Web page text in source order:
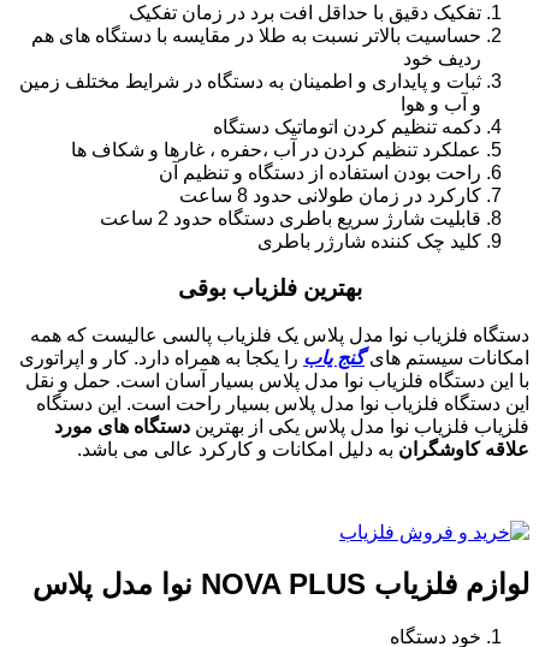
تفکیک دقیق با حداقل افت برد در زمان تفکیک
حساسیت بالاتر نسبت به طلا در مقایسه با دستگاه های هم
ردیف خود
ثبات و پایداری و اطمینان به دستگاه در شرایط مختلف زمین
و آب و هوا
دکمه تنظیم کردن اتوماتیک دستگاه
عملکرد تنظیم کردن در آب ،حفره ، غارها و شکاف ها
راحت بودن استفاده از دستگاه و تنظیم آن
کارکرد در زمان طولانی حدود 8 ساعت
قابلیت شارژ سریع باطری دستگاه حدود 2 ساعت
کلید چک کننده شارژر باطری
بهترین فلزیاب بوقی
دستگاه فلزیاب نوا مدل پلاس یک فلزیاب پالسی عالیست که همه
امکانات سیستم هایگنج یاب را یکجا به همراه دارد. کار و اپراتوری
با این دستگاه فلزیاب نوا مدل پلاس بسیار آسان است. حمل و نقل
این دستگاه فلزیاب نوا مدل پلاس بسیار راحت است. این دستگاه
فلزیاب فلزیاب نوا مدل پلاس یکی از بهترین دستگاه های مورد
علاقه کاوشگران به دلیل امکانات و کارکرد عالی می باشد.
لوازم فلزیاب NOVA PLUS نوا مدل پلاس
خود دستگاه